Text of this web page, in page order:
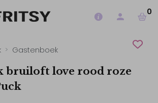
0
Gastenboek
bruiloft love rood roze